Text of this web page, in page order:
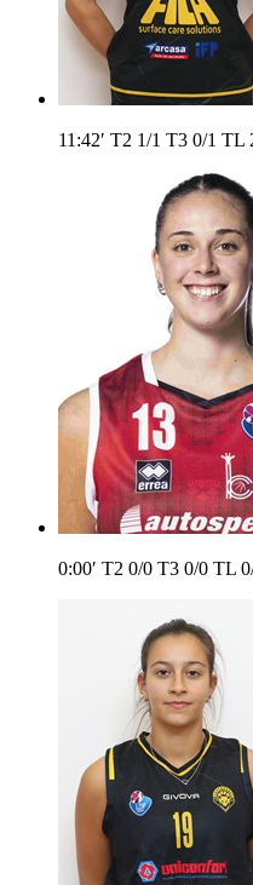
11:42′ T2 1/1 T3 0/1 TL
0:00′ T2 0/0 T3 0/0 TL